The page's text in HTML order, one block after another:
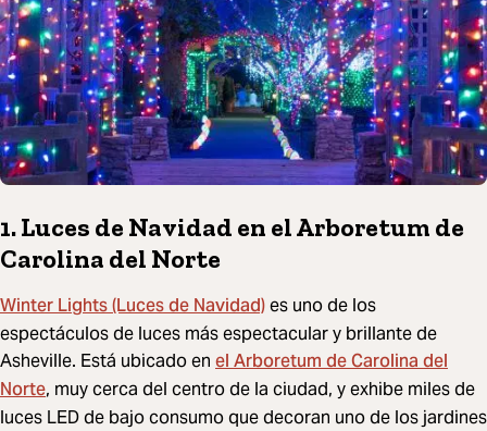
1. Luces de Navidad en el Arboretum de
Carolina del Norte
Winter Lights (Luces de Navidad)es uno de los
espectáculos de luces más espectacular y brillante de
Asheville. Está ubicado en el Arboretum de Carolina del
Norte, muy cerca del centro de la ciudad, y exhibe miles de
luces LED de bajo consumo que decoran uno de los jardines